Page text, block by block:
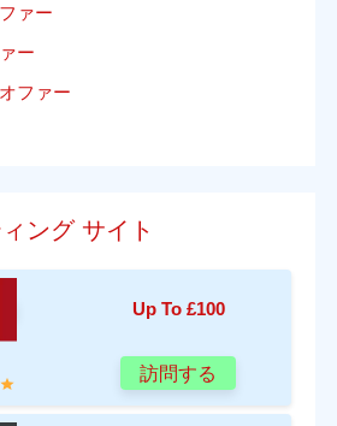
ァー
ー
ファー
ング サイト
Up To £100
訪問する